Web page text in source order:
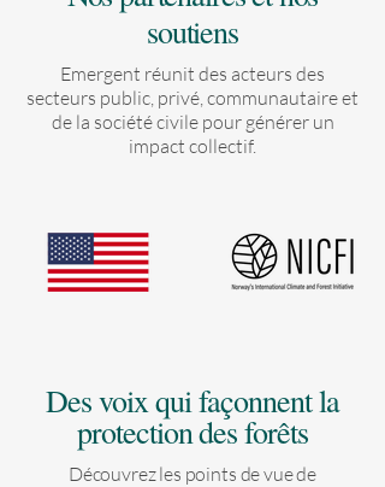
soutiens
Emergent réunit des acteurs des
secteurs public, privé, communautaire et
de la société civile pour générer un
impact collectif.
Des voix qui façonnent la
protection des forêts
Découvrez les points de vue de